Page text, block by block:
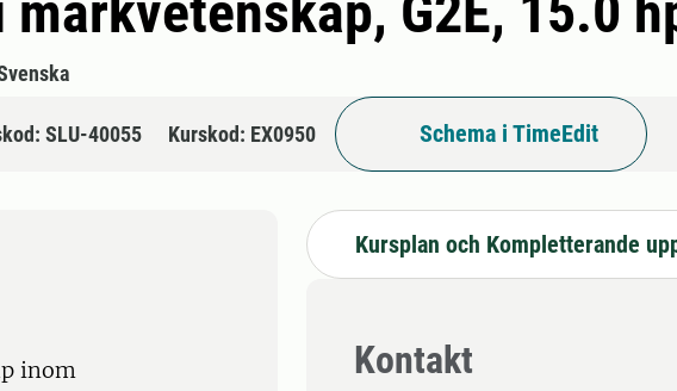
SLU-40055 Kurskod: EX0950 Schema i TimeEdit
inom
Kursplan och Kompletterande
Kontakt